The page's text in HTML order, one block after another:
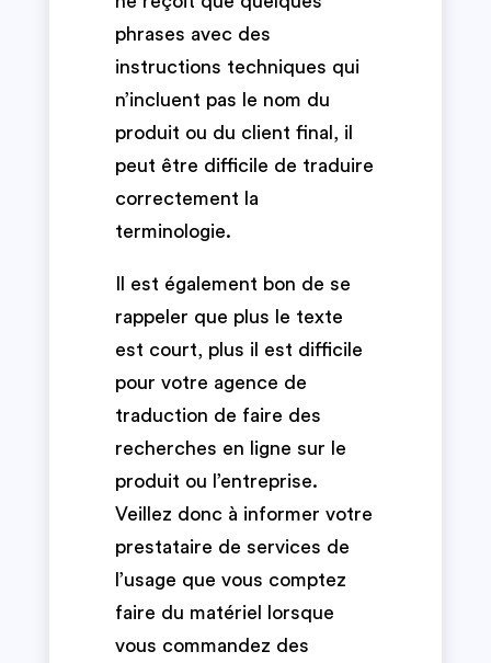
phrases avec des
instructions techniques qui
n’incluent pas le nom du
produit ou du client final, il
peut être difficile de traduire
correctement la
terminologie.
Il est également bon de se
rappeler que plus le texte
est court, plus il est difficile
pour votre agence de
traduction de faire des
recherches en ligne sur le
produit ou l’entreprise.
Veillez donc à informer votre
prestataire de services de
l’usage que vous comptez
faire du matériel lorsque
vous commandez des